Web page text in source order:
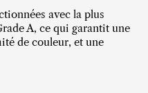
avec la plus
A, ce qui garantit une
de couleur, et une